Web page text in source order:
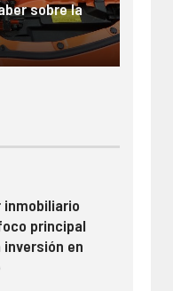
sobre la
inmobiliario
principal
inversión en